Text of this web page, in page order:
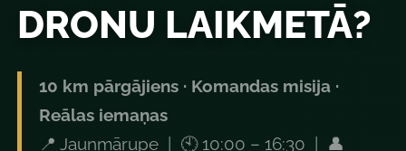
DRONU LAIKMETĀ?
10 km pārgājiens · Komandas misija ·
Reālas iemaņas
📍 Jaunmārupe | 🕙 10:00 – 16:30 | 👤